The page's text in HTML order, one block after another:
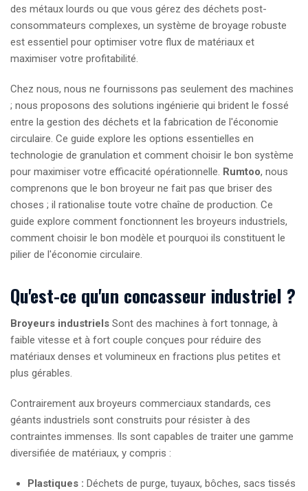
des métaux lourds ou que vous gérez des déchets post-
consommateurs complexes, un système de broyage robuste
est essentiel pour optimiser votre flux de matériaux et
maximiser votre profitabilité.
Chez nous, nous ne fournissons pas seulement des machines
; nous proposons des solutions ingénierie qui brident le fossé
entre la gestion des déchets et la fabrication de l'économie
circulaire. Ce guide explore les options essentielles en
technologie de granulation et comment choisir le bon système
pour maximiser votre efficacité opérationnelle. Rumtoo, nous
comprenons que le bon broyeur ne fait pas que briser des
choses ; il rationalise toute votre chaîne de production. Ce
guide explore comment fonctionnent les broyeurs industriels,
comment choisir le bon modèle et pourquoi ils constituent le
pilier de l'économie circulaire.
Qu'est-ce qu'un concasseur industriel ?
Broyeurs industriels Sont des machines à fort tonnage, à
faible vitesse et à fort couple conçues pour réduire des
matériaux denses et volumineux en fractions plus petites et
plus gérables.
Contrairement aux broyeurs commerciaux standards, ces
géants industriels sont construits pour résister à des
contraintes immenses. Ils sont capables de traiter une gamme
diversifiée de matériaux, y compris :
Plastiques : Déchets de purge, tuyaux, bôches, sacs tissés